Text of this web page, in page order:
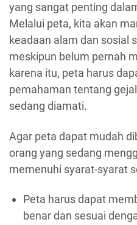
yang sangat penting
Melalui peta, kita akan
keadaan alam dan sosial
meskipun belum pernah
karena itu, peta harus
pemahaman tentang
sedang diamati.
Agar peta dapat mudah
orang yang sedang
memenuhi syarat-syarat
Peta harus dapat
benar dan sesuai